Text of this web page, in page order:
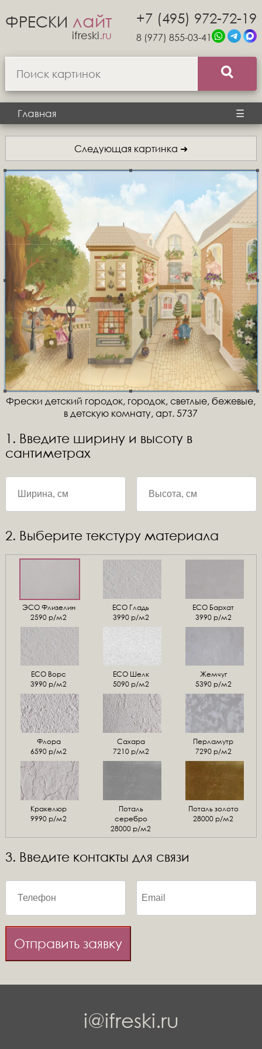
ФРЕСКИ лайт
ifreski.ru
+7 (495) 972-72-19
8 (977) 855-03-41
Главная ☰
Следующая картинка ➜
Фрески детский городок, городок, светлые, бежевые,
в детскую комнату, арт. 5737
1. Введите ширину и высоту в
сантиметрах
2. Выберите текстуру материала
ЭСО Флизелин
2590 р/м2
ЕСО Гладь
3990 р/м2
ECO Бархат
3990 р/м2
ЕСО Ворс
3990 р/м2
ЕСО Шелк
5090 р/м2
Жемчуг
5390 р/м2
Флора
6590 р/м2
Сахара
7210 р/м2
Перламутр
7290 р/м2
Кракелюр
9990 р/м2
Поталь
серебро
28000 р/м2
Поталь золото
28000 р/м2
3. Введите контакты для связи
Отправить заявку
i@ifreski.ru